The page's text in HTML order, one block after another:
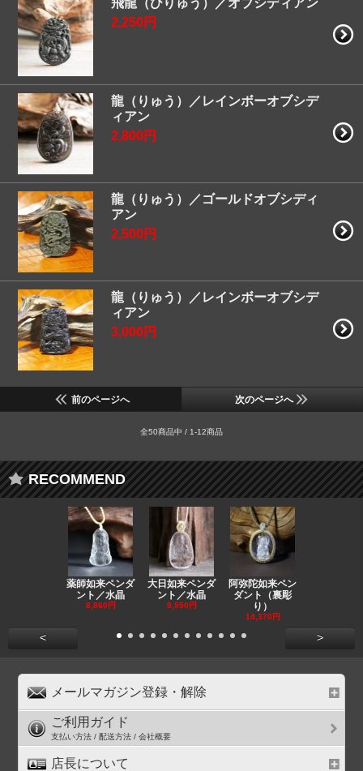
飛龍（ひりゅう）／オブシディアン
2,250円
龍（りゅう）／レインボーオブシデ
ィアン
2,800円
龍（りゅう）／ゴールドオブシディ
アン
2,500円
龍（りゅう）／レインボーオブシデ
ィアン
3,000円
前のページへ 次のページへ
全50商品中 / 1-12商品
RECOMMEND
薬師如来ペンダ
ント／水晶
8,860円
大日如来ペンダ
ント／水晶
9,550円
阿弥陀如来ペン
ダント（裏彫
り）
14,370円
< >
メールマガジン登録・解除
ご利用ガイド
支払い方法 / 配送方法 / 会社概要
店長について